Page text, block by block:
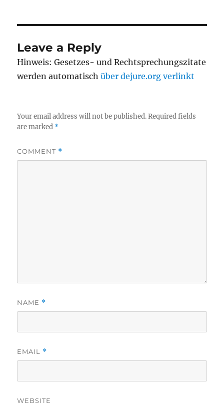
Leave a Reply
Hinweis: Gesetzes- und Rechtsprechungszitate
werden automatischüber dejure.org verlinkt
Your email address will not be published. Required fields
are marked *
COMMENT *
NAME *
EMAIL *
WEBSITE